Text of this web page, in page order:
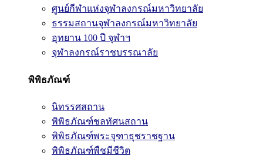
ศูนย์กีฬาแห่งจุฬาลงกรณ์มหาวิทยาลัย
ธรรมสถานจุฬาลงกรณ์มหาวิทยาลัย
อุทยาน 100 ปี จุฬาฯ
จุฬาลงกรณ์ราชบรรณาลัย
พิพิธภัณฑ์
นิทรรศสถาน
พิพิธภัณฑ์ชลทัศนสถาน
พิพิธภัณฑ์พระจุฑาธุชราชฐาน
พิพิธภัณฑ์พืชมีชีวิต